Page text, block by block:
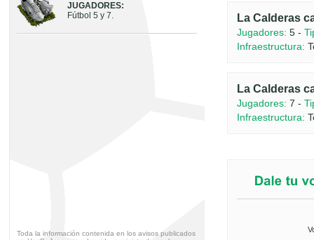
JUGADORES:
Fútbol 5 y 7.
Toda la información contenida en los avisos publicados
La Calderas
Jugadores: 5 -
Infraestructura:
La Calderas
Jugadores: 7 -
Infraestructura: